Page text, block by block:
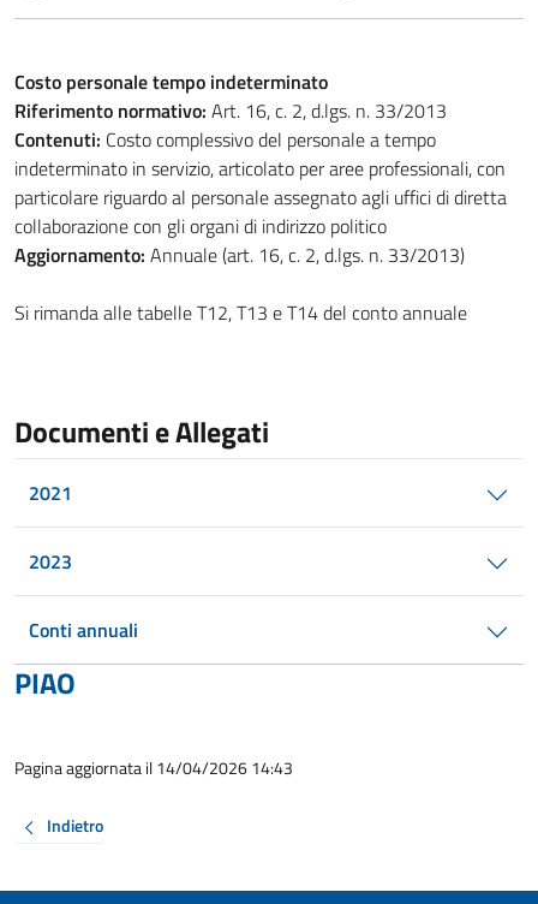
Costo personale tempo indeterminato
Riferimento normativo: Art. 16, c. 2, d.lgs. n. 33/2013
Contenuti: Costo complessivo del personale a tempo
indeterminato in servizio, articolato per aree professionali, con
particolare riguardo al personale assegnato agli uffici di diretta
collaborazione con gli organi di indirizzo politico
Aggiornamento: Annuale (art. 16, c. 2, d.lgs. n. 33/2013)
Si rimanda alle tabelle T12, T13 e T14 del conto annuale
Documenti e Allegati
2021
2023
Conti annuali
PIAO
Pagina aggiornata il 14/04/2026 14:43
Indietro